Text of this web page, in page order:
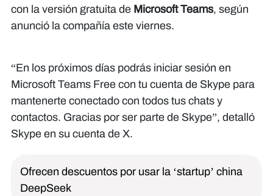
con la versión gratuita de Microsoft Teams, según
anunció la compañía este viernes.
“En los próximos días podrás iniciar sesión en
Microsoft Teams Free con tu cuenta de Skype para
mantenerte conectado con todos tus chats y
contactos. Gracias por ser parte de Skype”, detalló
Skype en su cuenta de X.
Ofrecen descuentos por usar la ‘startup’ china
DeepSeek